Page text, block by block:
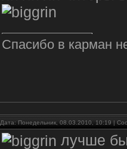
Спасибо в карман
Дата: Понедельник, 08.03.2010, 10:19 |
лучше бы